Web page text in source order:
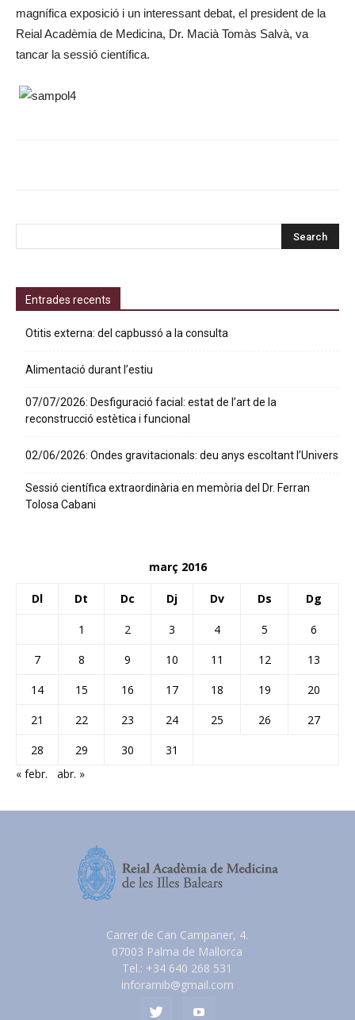
magnífica exposició i un interessant debat, el president de la
Reial Acadèmia de Medicina, Dr. Macià Tomàs Salvà, va
tancar la sessió científica.
Entrades recents
Otitis externa: del capbussó a la consulta
Alimentació durant l’estiu
07/07/2026: Desfiguració facial: estat de l’art de la
reconstrucció estètica i funcional
02/06/2026: Ondes gravitacionals: deu anys escoltant l’Univers
Sessió científica extraordinària en memòria del Dr. Ferran
Tolosa Cabani
març 2016
Dl Dt Dc Dj Dv Ds Dg
1 2 3 4 5
6
7
8 9 10 11 12
13
14
15 16 17 18 19
20
21
22 23 24 25 26
27
28
29 30
31
« febr.
abr. »
Carrer de Can Campaner, 4.
07003 Palma de Mallorca
Tel.: +34 640 268 531
inforamib@gmail.com